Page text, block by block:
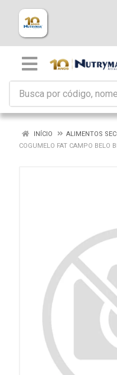
INÍCIO ALIMENTOS
COGUMELO FAT CAMPO BELO